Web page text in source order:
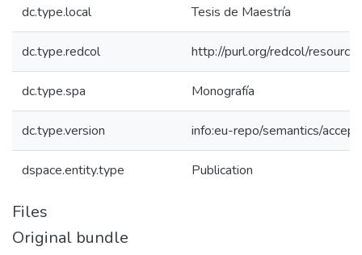
dc.type.local Tesis de Maestría
dc.type.redcol http://purl.org/redcol/
dc.type.spa Monografía
dc.type.version info:eu-repo/semantics/
dspace.entity.type Publication
Files
Original bundle